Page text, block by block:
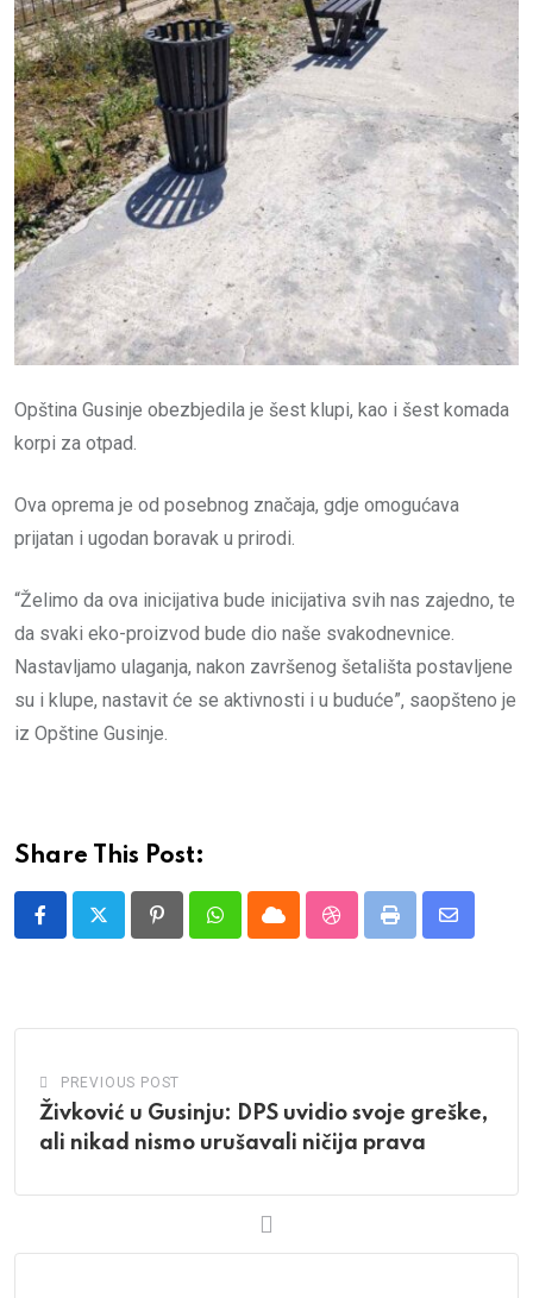
Opština Gusinje obezbjedila je šest klupi, kao i šest komada
korpi za otpad.
Ova oprema je od posebnog značaja, gdje omogućava
prijatan i ugodan boravak u prirodi.
“Želimo da ova inicijativa bude inicijativa svih nas zajedno, te
da svaki eko-proizvod bude dio naše svakodnevnice.
Nastavljamo ulaganja, nakon završenog šetališta postavljene
su i klupe, nastavit će se aktivnosti i u buduće”, saopšteno je
iz Opštine Gusinje.
Share This Post:
PinterestWhatsappCloud StumbleUpon
Print
Share
PREVIOUS POST
Živković u Gusinju: DPS uvidio svoje greške,
ali nikad nismo urušavali ničija prava